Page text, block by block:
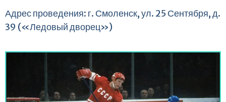
Адрес проведения: г. Смоленск, ул. 25 Сентября, д.
39 («Ледовый дворец»)